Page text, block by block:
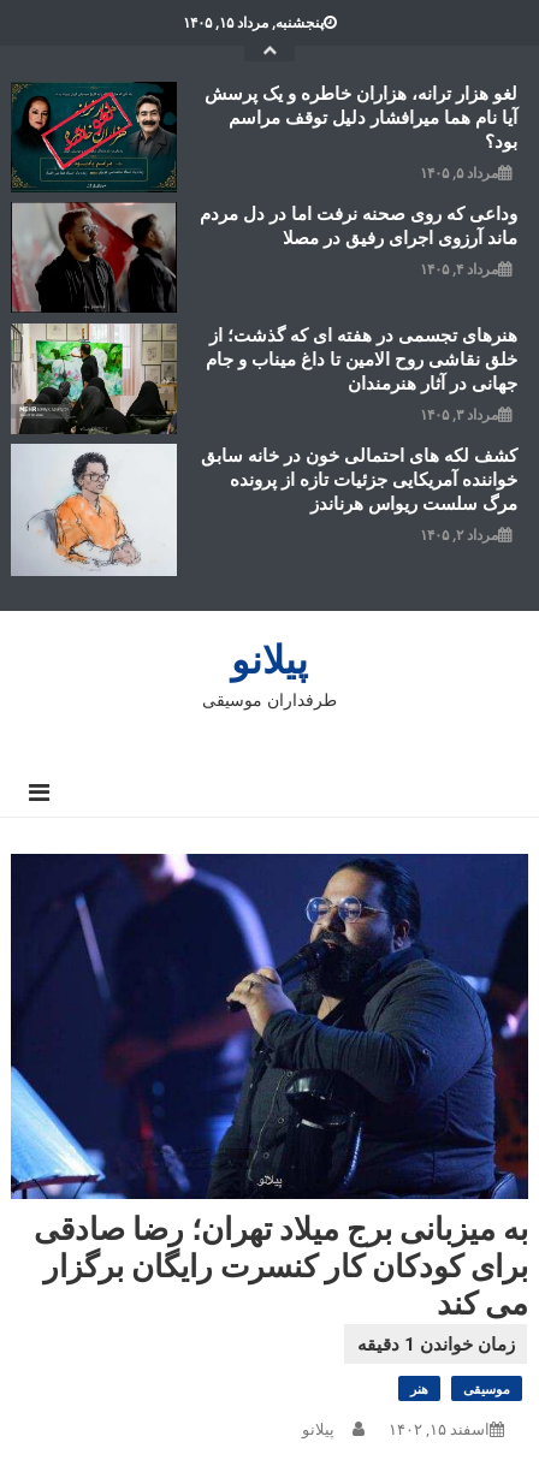
پنجشنبه, مرداد ۱۵, ۱۴۰۵
لغو هزار ترانه، هزاران خاطره و یک پرسش
آیا نام هما میرافشار دلیل توقف مراسم
بود؟
مرداد ۵, ۱۴۰۵
وداعی که روی صحنه نرفت اما در دل مردم
ماند آرزوی اجرای رفیق در مصلا
مرداد ۴, ۱۴۰۵
هنرهای تجسمی در هفته ای که گذشت؛ از
خلق نقاشی روح الامین تا داغ میناب و جام
جهانی در آثار هنرمندان
مرداد ۳, ۱۴۰۵
کشف لکه های احتمالی خون در خانه سابق
خواننده آمریکایی جزئیات تازه از پرونده
مرگ سلست ریواس هرناندز
مرداد ۲, ۱۴۰۵
پیلانو
طرفداران موسیقی
به میزبانی برج میلاد تهران؛ رضا صادقی
برای کودکان کار کنسرت رایگان برگزار
می کند
موسیقی هنر
اسفند ۱۵, ۱۴۰۲ پیلانو